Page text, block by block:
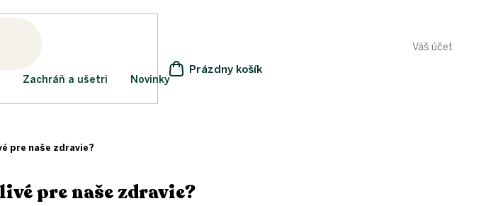
Váš účet
NÁKUPNÝ
Prázdny košík
Zachráň a ušetri Novinky
pre naše zdravie?
pre naše zdravie?